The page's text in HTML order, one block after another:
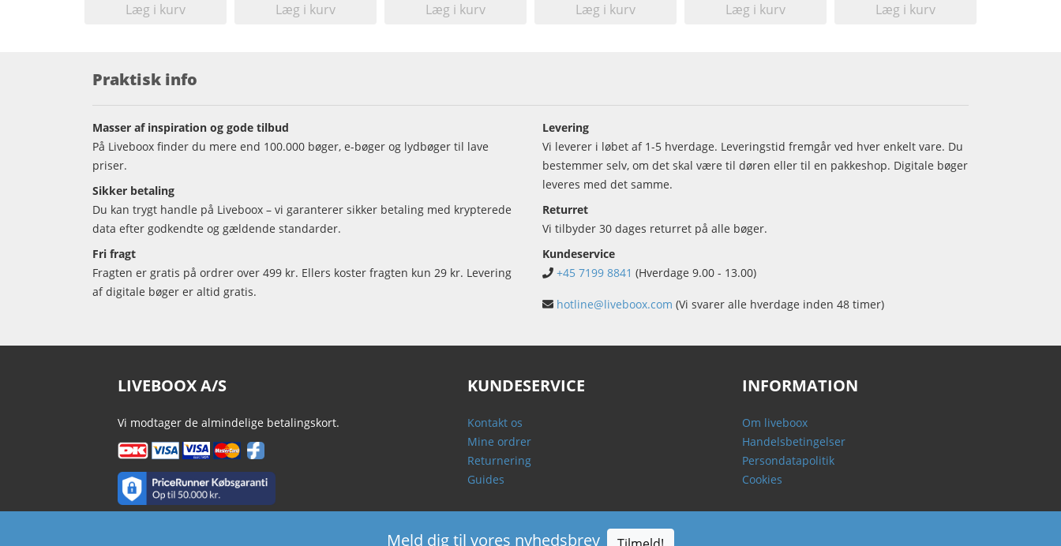
Læg i kurv Læg i kurv Læg i kurv Læg i kurv Læg i kurv Læg i kurv
Praktisk info
Masser af inspiration og gode tilbud
På Liveboox finder du mere end 100.000 bøger, e-bøger og lydbøger til lave
priser.
Sikker betaling
Du kan trygt handle på Liveboox – vi garanterer sikker betaling med krypterede
data efter godkendte og gældende standarder.
Fri fragt
Fragten er gratis på ordrer over 499 kr. Ellers koster fragten kun 29 kr. Levering
af digitale bøger er altid gratis.
Levering
Vi leverer i løbet af 1-5 hverdage. Leveringstid fremgår ved hver enkelt vare. Du
bestemmer selv, om det skal være til døren eller til en pakkeshop. Digitale bøger
leveres med det samme.
Returret
Vi tilbyder 30 dages returret på alle bøger.
Kundeservice
+45 7199 8841 (Hverdage 9.00 - 13.00)
hotline@liveboox.com (Vi svarer alle hverdage inden 48 timer)
LIVEBOOX A/S
Vi modtager de almindelige betalingskort.
KUNDESERVICE
Kontakt os
Mine ordrer
Returnering
Guides
INFORMATION
Om liveboox
Handelsbetingelser
Persondatapolitik
Cookies
Meld dig til vores nyhedsbrev